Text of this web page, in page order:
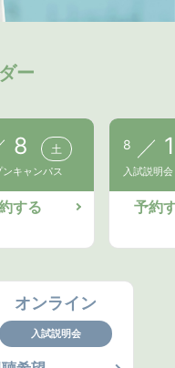
ー
8 土
ンキャンパス
する
8
入試説明会
予約
オンライン
入試説明会